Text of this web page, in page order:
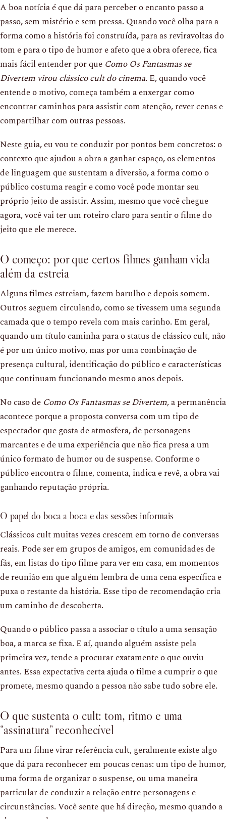
A boa notícia é que dá para perceber o encanto passo a
passo, sem mistério e sem pressa. Quando você olha para a
forma como a história foi construída, para as reviravoltas do
tom e para o tipo de humor e afeto que a obra oferece, fica
mais fácil entender por que Como Os Fantasmas se
Divertem virou clássico cult do cinema. E, quando você
entende o motivo, começa também a enxergar como
encontrar caminhos para assistir com atenção, rever cenas e
compartilhar com outras pessoas.
Neste guia, eu vou te conduzir por pontos bem concretos: o
contexto que ajudou a obra a ganhar espaço, os elementos
de linguagem que sustentam a diversão, a forma como o
público costuma reagir e como você pode montar seu
próprio jeito de assistir. Assim, mesmo que você chegue
agora, você vai ter um roteiro claro para sentir o filme do
jeito que ele merece.
O começo: por que certos filmes ganham vida
além da estreia
Alguns filmes estreiam, fazem barulho e depois somem.
Outros seguem circulando, como se tivessem uma segunda
camada que o tempo revela com mais carinho. Em geral,
quando um título caminha para o status de clássico cult, não
é por um único motivo, mas por uma combinação de
presença cultural, identificação do público e características
que continuam funcionando mesmo anos depois.
No caso de Como Os Fantasmas se Divertem, a permanência
acontece porque a proposta conversa com um tipo de
espectador que gosta de atmosfera, de personagens
marcantes e de uma experiência que não fica presa a um
único formato de humor ou de suspense. Conforme o
público encontra o filme, comenta, indica e revê, a obra vai
ganhando reputação própria.
O papel do boca a boca e das sessões informais
Clássicos cult muitas vezes crescem em torno de conversas
reais. Pode ser em grupos de amigos, em comunidades de
fãs, em listas do tipo filme para ver em casa, em momentos
de reunião em que alguém lembra de uma cena específica e
puxa o restante da história. Esse tipo de recomendação cria
um caminho de descoberta.
Quando o público passa a associar o título a uma sensação
boa, a marca se fixa. E aí, quando alguém assiste pela
primeira vez, tende a procurar exatamente o que ouviu
antes. Essa expectativa certa ajuda o filme a cumprir o que
promete, mesmo quando a pessoa não sabe tudo sobre ele.
O que sustenta o cult: tom, ritmo e uma
“assinatura” reconhecível
Para um filme virar referência cult, geralmente existe algo
que dá para reconhecer em poucas cenas: um tipo de humor,
uma forma de organizar o suspense, ou uma maneira
particular de conduzir a relação entre personagens e
circunstâncias. Você sente que há direção, mesmo quando a